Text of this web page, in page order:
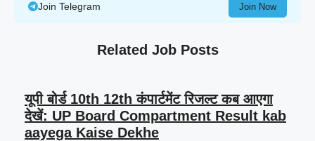
Join Telegram Join Now
Related Job Posts
यूपी बोर्ड 10th 12th कंपार्टमेंट रिजल्ट कब आएगा
देखें: UP Board Compartment Result kab
aayega Kaise Dekhe